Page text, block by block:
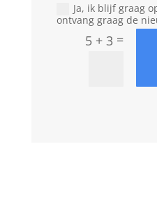
Ja, ik blijf graag
ontvang graag de
5 + 3 =